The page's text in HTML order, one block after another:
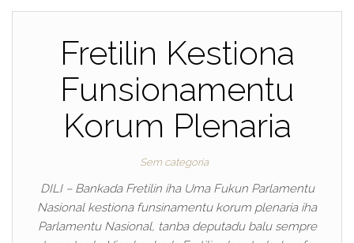
Fretilin Kestiona
Funsionamentu
Korum Plenaria
Sem categoria
DILI – Bankada Fretilin iha Uma Fukun Parlamentu
Nasional kestiona funsinamentu korum plenaria iha
Parlamentu Nasional, tanba deputadu balu sempre